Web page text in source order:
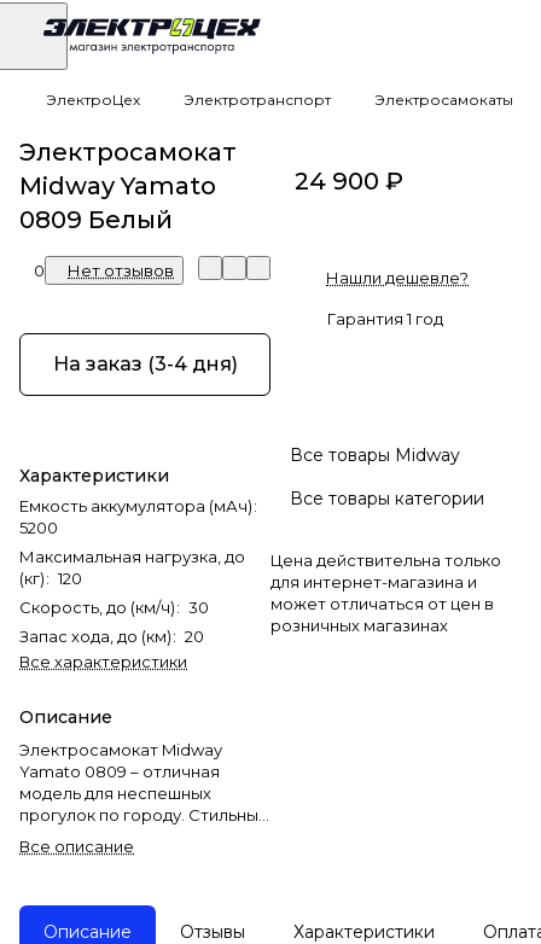
ЭлектроЦех Электротранспорт Электросамокаты
Электросамокат
Midway Yamato
0809 Белый
0 Нет отзывов
На заказ (3-4 дня)
Характеристики
Емкость аккумулятора (мАч):
5200
Максимальная нагрузка, до
(кг): 120
Скорость, до (км/ч): 30
Запас хода, до (км): 20
Все характеристики
Описание
Электросамокат Midway
Yamato 0809 – отличная
модель для неспешных
прогулок по городу. Стильный
размеры самоката делают
вариантов для подростков.
Все описание
24 900 ₽
Нашли дешевле?
Гарантия 1 год
Все товары Midway
Все товары категории
Цена действительна только
для интернет-магазина и
может отличаться от цен в
розничных магазинах
Описание Отзывы Характеристики